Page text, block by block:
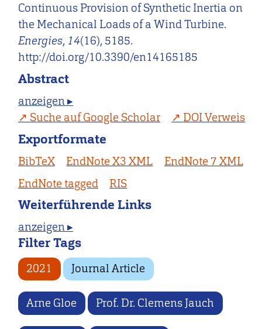
Continuous Provision of Synthetic Inertia on
the Mechanical Loads of a Wind Turbine.
Energies, 14(16), 5185.
http://doi.org/10.3390/en14165185
Abstract
anzeigen ▸
Suche auf Google Scholar
DOI Verweis
Exportformate
BibTeX EndNote X3 XML
EndNote 7 XML
EndNote tagged
RIS
Weiterführende Links
anzeigen ▸
Filter Tags
2021 Journal Article
Arne Gloe Prof. Dr. Clemens Jauch